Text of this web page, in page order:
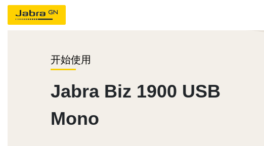
开始使用
Jabra Biz 1900 USB
Mono